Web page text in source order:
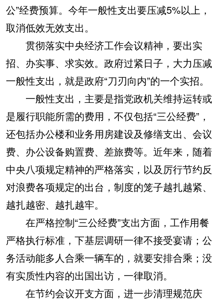
公”经费预算。今年一般性支出要压减5%以上，
取消低效无效支出。
贯彻落实中央经济工作会议精神，要出实
招、办实事、求实效。政府过紧日子，大力压减
一般性支出，就是政府“刀刃向内”的一个实招。
一般性支出，主要是指党政机关维持运转或
是履行职能所需的费用，不仅包括“三公经费”，
还包括办公楼和业务用房建设及修缮支出、会议
费、办公设备购置费、差旅费等。近年来，随着
中央八项规定精神的严格落实，以及厉行节约反
对浪费各项规定的出台，制度的笼子越扎越紧、
越扎越密、越扎越牢。
在严格控制“三公经费”支出方面，工作用餐
严格执行标准，下基层调研一律不接受宴请；公
务活动能多人合乘一辆车的，就要安排合乘；没
有实质性内容的出国出访，一律取消。
在节约会议开支方面，进一步清理规范庆